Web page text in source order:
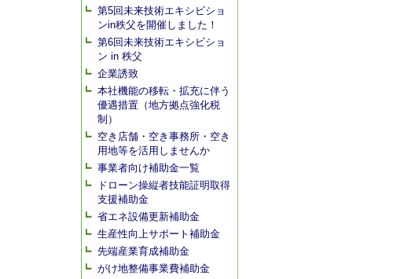
第5回未来技術エキシビショ
ンin秩父を開催しました！
第6回未来技術エキシビショ
ン in 秩父
企業誘致
本社機能の移転・拡充に伴う
優遇措置（地方拠点強化税
制）
空き店舗・空き事務所・空き
用地等を活用しませんか
事業者向け補助金一覧
ドローン操縦者技能証明取得
支援補助金
省エネ設備更新補助金
生産性向上サポート補助金
先端産業育成補助金
がけ地整備事業費補助金